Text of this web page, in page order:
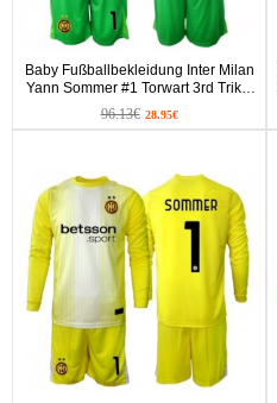
Baby Fußballbekleidung Inter Milan
Yann Sommer #1 Torwart 3rd Trikot
2025-26 Kurzarm (+ kurze hosen)
96.13€ 28.95€